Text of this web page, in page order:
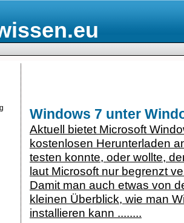
Windows 7 unter
Aktuell bietet Microsoft
kostenlosen Herunterladen
testen konnte, oder wollte,
laut Microsoft nur begrenzt
Damit man auch etwas von
kleinen Überblick, wie man
installieren kann ........